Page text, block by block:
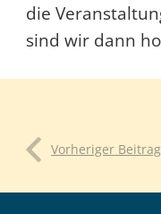
die
sind wir dann
Vorheriger Beitrag